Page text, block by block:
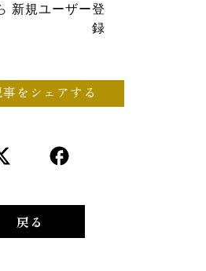
新規ユーザー登
録
をシェアする
戻る